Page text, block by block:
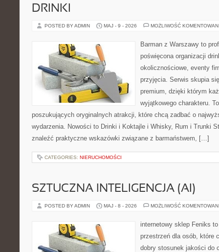
DRINKI
POSTED BY ADMIN MAJ - 9 - 2026 MOŻLIWOŚĆ
Barman z Warszawy to
poświęcona organizacji
okolicznościowe, eventy
przyjęcia. Serwis skupia
premium, dzięki którym
wyjątkowego charakteru.
poszukujących oryginalnych atrakcji, które chcą zadbać o
wydarzenia. Nowości to Drinki i Koktajle i Whisky, Rum i Trunki
znaleźć praktyczne wskazówki związane z barmaństwem, […]
CATEGORIES: NIERUCHOMOŚCI
SZTUCZNA INTELIGENCJA (AI)
POSTED BY ADMIN MAJ - 8 - 2026 MOŻLIWOŚĆ
internetowy sklep Feniks
przestrzeń dla osób, które
dobry stosunek jakości do